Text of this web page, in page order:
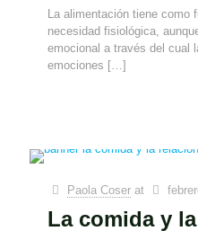
La alimentación tiene como
necesidad fisiológica,
emocional a través del cual
emociones […]
Paola Coser at
La comida y